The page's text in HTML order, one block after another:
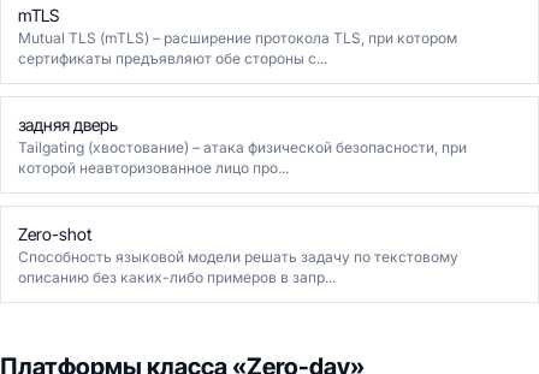
mTLS
Mutual TLS (mTLS) – расширение протокола TLS, при котором
сертификаты предъявляют обе стороны с...
задняя дверь
Tailgating (хвостование) – атака физической безопасности, при
которой неавторизованное лицо про...
Zero-shot
Способность языковой модели решать задачу по текстовому
описанию без каких-либо примеров в запр...
Платформы класса «Zero-day»